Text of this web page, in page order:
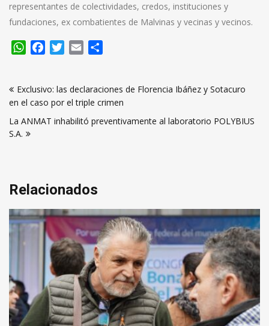
representantes de colectividades, credos, instituciones y
fundaciones, ex combatientes de Malvinas y vecinas y vecinos.
WhatsApp
FacebookTwitter
Email
de
entradas
Exclusivo: las declaraciones de Florencia Ibáñez y Sotacuro
en el caso por el triple crimen
La ANMAT inhabilitó preventivamente al laboratorio POLYBIUS
S.A.
Relacionados